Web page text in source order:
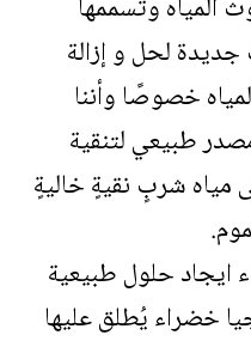
المياه وتسممها
لحل و إزالة
خصوصًا وأننا
طبيعي لتنقية
مياه شربٍ نقيةٍ خاليةٍ
ايجاد حلول طبيعية
خضراء يُطلق عليها